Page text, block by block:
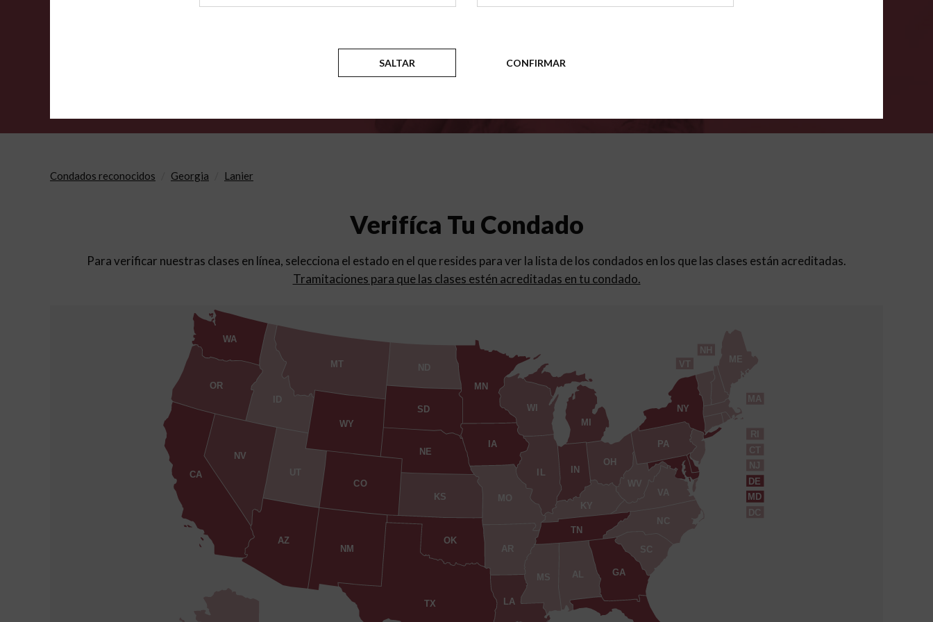
Condados reconocidos Georgia Lanier
Verifíca Tu Condado
Para verificar nuestras clases en línea, selecciona el estado en el que resides para ver la lista de los condados en los que las clases están acreditadas.
Tramitaciones para que las clases estén acreditadas en tu condado.
AL
AZ
AR
CA
CO
CT
DE
DC
GA
ID
IN
IA
KS
KY
LA
ME
MD
MA
MI
MN
MS
MO
MT
NE
NV
NH
NJ
NM
NY
NC
ND
OH
OK
OR
PA
RI
SC
SD
TN
TX
UT
VT
VA
WA
WV
WI
WY
SALTAR CONFIRMAR